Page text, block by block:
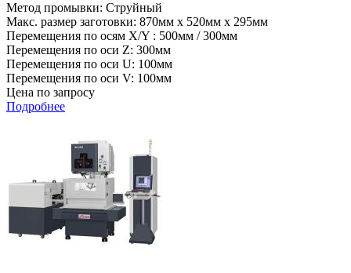
Метод промывки: Струйный
Макс. размер заготовки: 870мм x 520мм x 295мм
Перемещения по осям X/Y : 500мм / 300мм
Перемещения по оси Z: 300мм
Перемещения по оси U: 100мм
Перемещения по оси V: 100мм
Цена по запросу
Подробнее